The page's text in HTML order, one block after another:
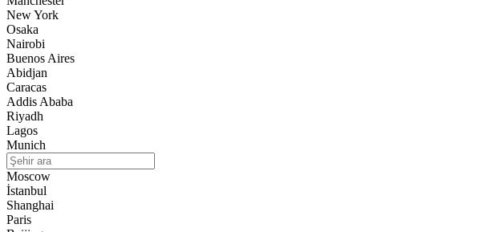
New York
Osaka
Nairobi
Buenos Aires
Abidjan
Caracas
Addis Ababa
Riyadh
Lagos
Munich
Moscow
İstanbul
Shanghai
Paris